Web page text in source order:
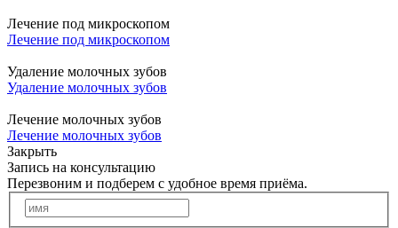
Лечение под микроскопом
Лечение под микроскопом
Удаление молочных зубов
Удаление молочных зубов
Лечение молочных зубов
Лечение молочных зубов
Закрыть
Запись на консультацию
Перезвоним и подберем с удобное время приёма.